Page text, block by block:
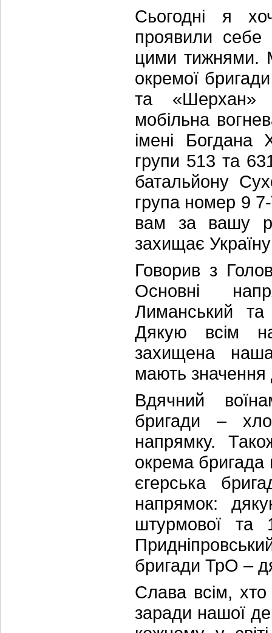
Сьогодні я
проявили
цими тижнями.
окремої
та «Шерхан»
мобільна
імені Богдана
групи 513 та
батальйону
група номер 9 7-
вам за вашу
захищає
Говорив з
Основні
Лиманський та
Дякую всім
захищена
мають значення
Вдячний
бригади –
напрямку.
окрема бригада
єгерська
напрямок:
штурмової та
бригади ТрО –
Слава всім,
заради нашої